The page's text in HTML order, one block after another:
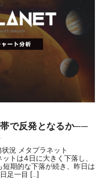
で反発となるか──
況 メタプラネット
トは4日に大きく下落し、
期的な下落が続き、昨日は
足一目 […]